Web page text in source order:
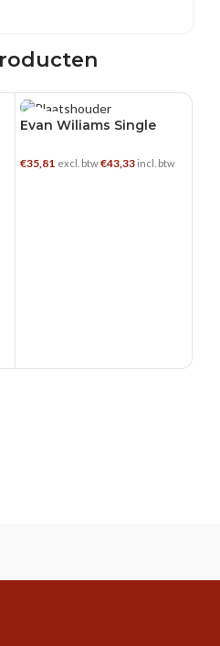
0.7 L
Evan Wiliams Single
€35,81 excl. btw€43,33 incl. btw